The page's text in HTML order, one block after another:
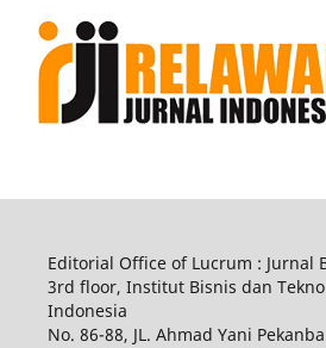
Editorial Office of Lucrum : Jurnal
3rd floor, Institut Bisnis dan
Indonesia
No. 86-88, JL. Ahmad Yani